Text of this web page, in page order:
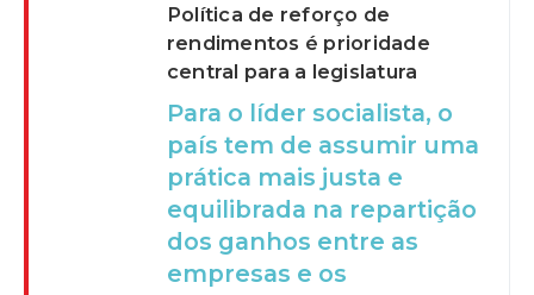
Política de reforço de
rendimentos é prioridade
central para a legislatura
Para o líder socialista, o
país tem de assumir uma
prática mais justa e
equilibrada na repartição
dos ganhos entre as
empresas e os